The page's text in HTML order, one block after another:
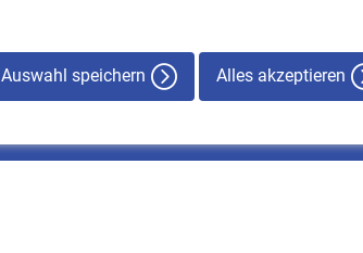
Auswahl speichern Alles akzeptieren